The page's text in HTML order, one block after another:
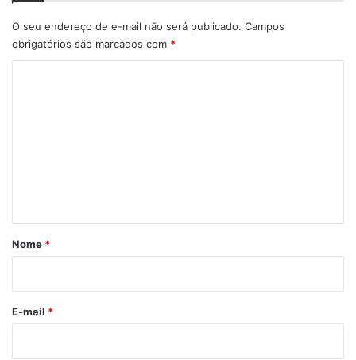
O seu endereço de e-mail não será publicado. Campos
obrigatórios são marcados com *
r
*
Nome *
E-mail *